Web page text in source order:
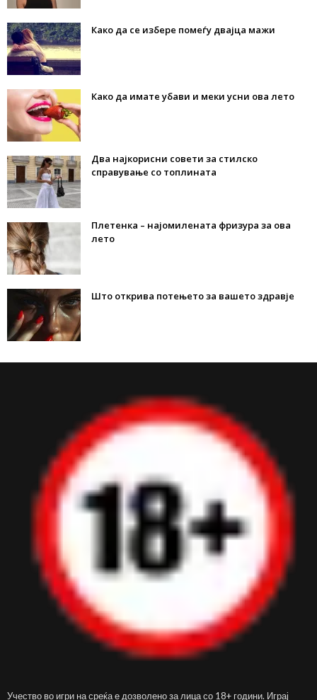
Како да се избере помеѓу двајца мажи
Како да имате убави и меки усни ова лето
Два најкорисни совети за стилско
справување со топлината
Плетенка – најомилената фризура за ова
лето
Што открива потењето за вашето здравје
Учество во игри на среќа е дозволено за лица со 18+ години. Играј